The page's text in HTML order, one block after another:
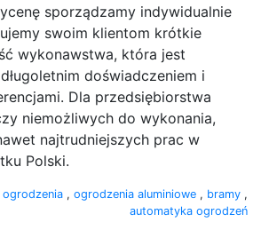
sporządzamy indywidualnie
swoim klientom krótkie
wykonawstwa, która jest
doświadczeniem i
Dla przedsiębiorstwa
niemożliwych do wykonania,
najtrudniejszych prac w
Polski.
ogrodzenia , ogrodzenia aluminiowe , bramy ,
automatyka ogrodzeń